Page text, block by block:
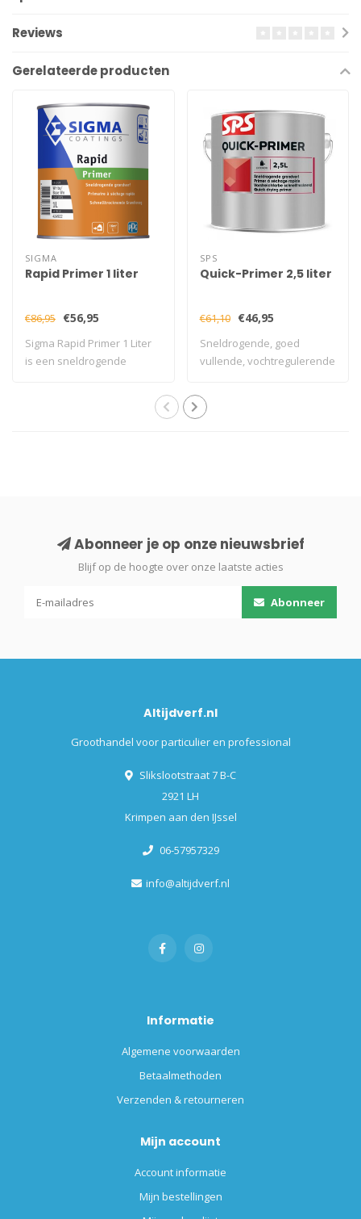
Reviews
Gerelateerde producten
SIGMA
Rapid Primer 1 liter
€86,95 €56,95
Sigma Rapid Primer 1 Liter
is een sneldrogende
SPS
Quick-Primer 2,5 liter
€61,10 €46,95
Sneldrogende, goed
vullende, vochtregulerende
Abonneer je op onze nieuwsbrief
Blijf op de hoogte over onze laatste acties
Abonneer
Altijdverf.nl
Groothandel voor particulier en professional
Slikslootstraat 7 B-C
2921 LH
Krimpen aan den IJssel
06-57957329
info@altijdverf.nl
Informatie
Algemene voorwaarden
Betaalmethoden
Verzenden & retourneren
Mijn account
Account informatie
Mijn bestellingen